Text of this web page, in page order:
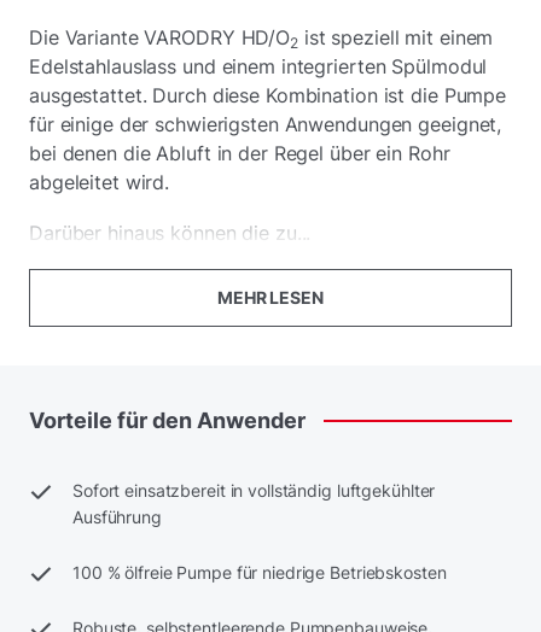
Die Variante VARODRY HD/O2ist speziell mit einem
Edelstahlauslass und einem integrierten Spülmodul
ausgestattet. Durch diese Kombination ist die Pumpe
für einige der schwierigsten Anwendungen geeignet,
bei denen die Abluft in der Regel über ein Rohr
abgeleitet wird.
Darüber hinaus können die zu...
MEHR LESEN
Vorteile fürden Anwender
Sofort einsatzbereit in vollständig luftgekühlter
Ausführung
100 % ölfreie Pumpe für niedrige Betriebskosten
Robuste, selbstentleerende Pumpenbauweise,